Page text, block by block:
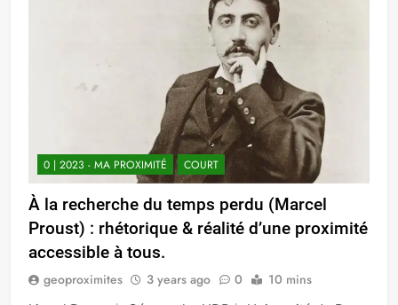
0 | 2023 - MA PROXIMITÉ COURT
À la recherche du temps perdu (Marcel
Proust) : rhétorique & réalité d’une proximité
accessible à tous.
geoproximites 3 years ago 0 10 mins